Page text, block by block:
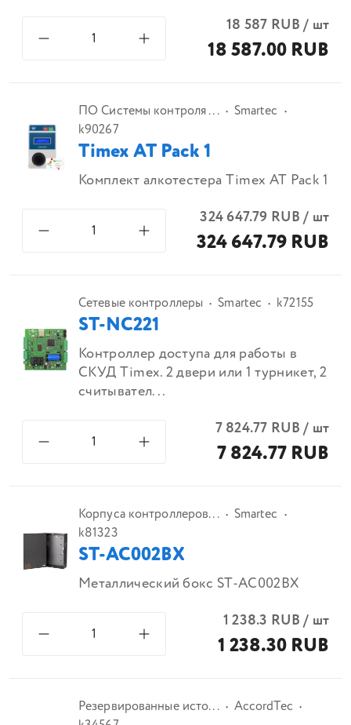
18 587 RUB / шт
18 587.00 RUB
ПО Системы контроля ...
Smartec
k90267
Timex AT Pack 1
Комплект алкотестера Timex AT Pack 1
324 647.79 RUB / шт
324 647.79 RUB
Сетевые контроллеры Smartec k72155
ST-NC221
Контроллер доступа для работы в
СКУД Timex. 2 двери или 1 турникет, 2
считывател...
7 824.77 RUB / шт
7 824.77 RUB
Корпуса контроллеров...
Smartec
k81323
ST-AC002BX
Металлический бокс ST-AC002BX
1 238.3 RUB / шт
1 238.30 RUB
Резервированные исто...
AccordTec